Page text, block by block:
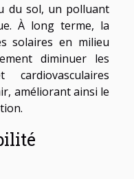
du sol, un polluant
À long terme, la
solaires en milieu
diminuer les
améliorant ainsi le